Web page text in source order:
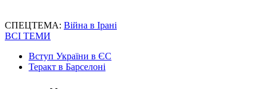
СПЕЦТЕМА: Війна в Ірані
ВСІ ТЕМИ
Вступ України в ЄС
Теракт в Барселоні